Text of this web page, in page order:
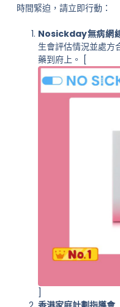
時間緊迫，請立即行動：
Nosickday無病網
生會評估情況並處方
藥到府上。 [
]